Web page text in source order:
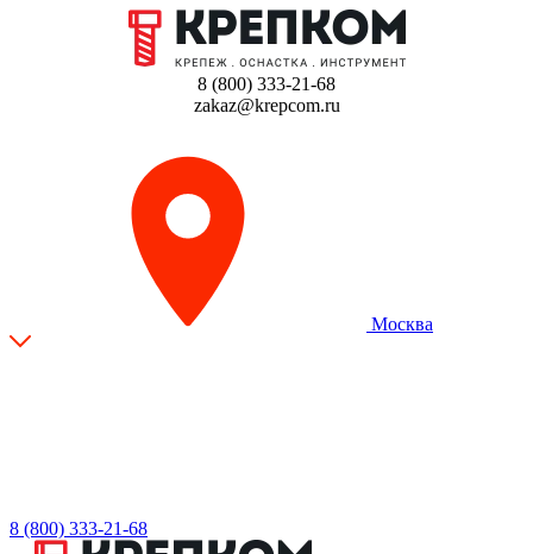
8 (800) 333-21-68
zakaz@krepcom.ru
Москва
8 (800) 333-21-68